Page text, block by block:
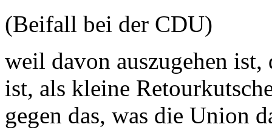
(Beifall bei der CDU)
weil davon auszugehen
ist, als kleine
gegen das, was die Union